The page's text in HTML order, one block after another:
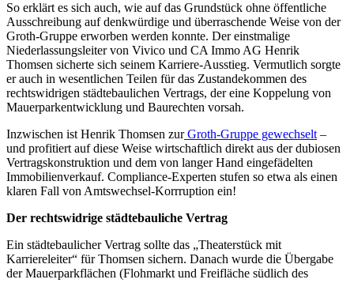
So erklärt es sich auch, wie auf das Grundstück ohne öffentliche
Ausschreibung auf denkwürdige und überraschende Weise von der
Groth-Gruppe erworben werden konnte. Der einstmalige
Niederlassungsleiter von Vivico und CA Immo AG Henrik
Thomsen sicherte sich seinem Karriere-Ausstieg. Vermutlich sorgte
er auch in wesentlichen Teilen für das Zustandekommen des
rechtswidrigen städtebaulichen Vertrags, der eine Koppelung von
Mauerparkentwicklung und Baurechten vorsah.
Inzwischen ist Henrik Thomsen zurGroth-Gruppe gewechselt –
und profitiert auf diese Weise wirtschaftlich direkt aus der dubiosen
Vertragskonstruktion und dem von langer Hand eingefädelten
Immobilienverkauf. Compliance-Experten stufen so etwa als einen
klaren Fall von Amtswechsel-Korrruption ein!
Der rechtswidrige städtebauliche Vertrag
Ein städtebaulicher Vertrag sollte das „Theaterstück mit
Karriereleiter“ für Thomsen sichern. Danach wurde die Übergabe
der Mauerparkflächen (Flohmarkt und Freifläche südlich des